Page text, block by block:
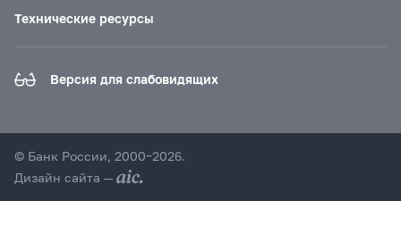
Технические ресурсы
Версия для слабовидящих
© Банк России, 2000–2026.
Дизайн сайта —